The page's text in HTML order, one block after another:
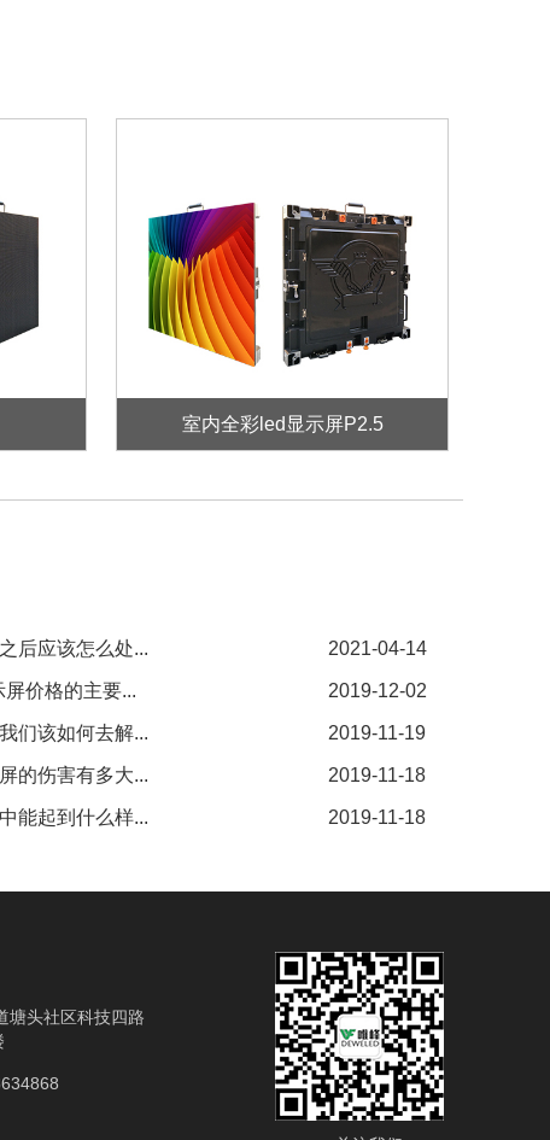
室内全彩led显示屏P2.5
后应该怎么处... 2021-04-14
价格的主要... 2019-12-02
们该如何去解... 2019-11-19
的伤害有多大... 2019-11-18
能起到什么样... 2019-11-18
塘头社区科技四路